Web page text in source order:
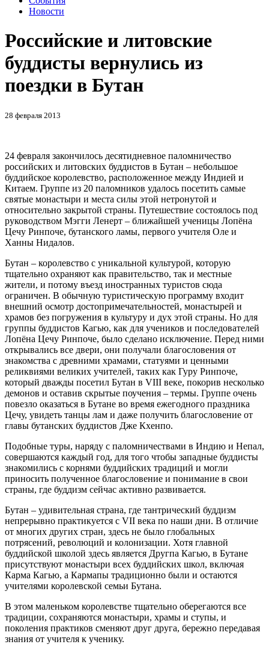
Новости
Российские и литовские
буддисты вернулись из
поездки в Бутан
28 февраля 2013
24 февраля закончилось десятидневное паломничество
российских и литовских буддистов в Бутан – небольшое
буддийское королевство, расположенное между Индией и
Китаем. Группе из 20 паломников удалось посетить самые
святые монастыри и места силы этой нетронутой и
относительно закрытой страны. Путешествие состоялось под
руководством Мэгги Ленерт – ближайшей ученицы Лопёна
Цечу Ринпоче, бутанского ламы, первого учителя Оле и
Ханны Нидалов.
Бутан – королевство с уникальной культурой, которую
тщательно охраняют как правительство, так и местные
жители, и потому въезд иностранных туристов сюда
ограничен. В обычную туристическую программу входит
внешний осмотр достопримечательностей, монастырей и
храмов без погружения в культуру и дух этой страны. Но для
группы буддистов Кагью, как для учеников и последователей
Лопёна Цечу Ринпоче, было сделано исключение. Перед ними
открывались все двери, они получали благословения от
знакомства с древними храмами, статуями и ценными
реликвиями великих учителей, таких как Гуру Ринпоче,
который дважды посетил Бутан в VIII веке, покорив несколько
демонов и оставив скрытые поучения – термы. Группе очень
повезло оказаться в Бутане во время ежегодного праздника
Цечу, увидеть танцы лам и даже получить благословение от
главы бутанских буддистов Дже Кхенпо.
Подобные туры, наряду с паломничествами в Индию и Непал,
совершаются каждый год, для того чтобы западные буддисты
знакомились с корнями буддийских традиций и могли
приносить полученное благословение и понимание в свои
страны, где буддизм сейчас активно развивается.
Бутан – удивительная страна, где тантрический буддизм
непрерывно практикуется с VII века по наши дни. В отличие
от многих других стран, здесь не было глобальных
потрясений, революций и колонизации. Хотя главной
буддийской школой здесь является Другпа Кагью, в Бутане
присутствуют монастыри всех буддийских школ, включая
Карма Кагью, а Кармапы традиционно были и остаются
учителями королевской семьи Бутана.
В этом маленьком королевстве тщательно оберегаются все
традиции, сохраняются монастыри, храмы и ступы, и
поколения практиков сменяют друг друга, бережно передавая
знания от учителя к ученику.